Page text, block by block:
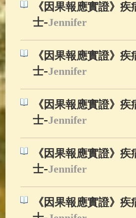
《因果報應實證》
士-Jennifer
《因果報應實證》
士-Jennifer
《因果報應實證》
士-Jennifer
《因果報應實證》
士-Jennifer
《因果報應實證》